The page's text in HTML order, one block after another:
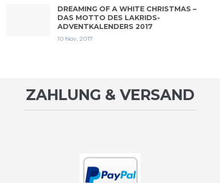
DREAMING OF A WHITE CHRISTMAS –
DAS MOTTO DES LAKRIDS-
ADVENTKALENDERS 2017
10 Nov, 2017
ZAHLUNG & VERSAND